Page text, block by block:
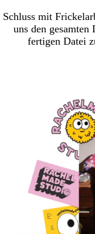
Schluss mit
uns den gesamten
fertigen Datei